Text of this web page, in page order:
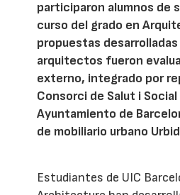
participaron alumnos de
curso del grado en
propuestas
arquitectos fueron
externo, integrado por
Consorci de Salut i
Ayuntamiento de
de mobiliario urbano
Estudiantes de UIC